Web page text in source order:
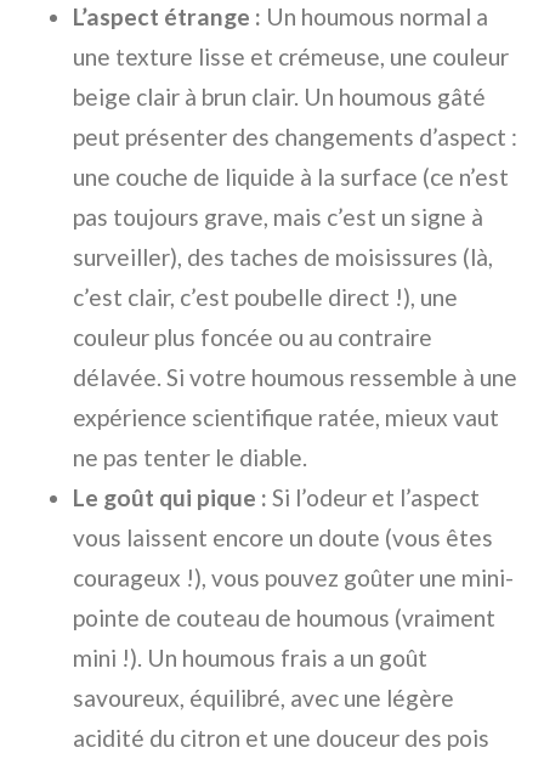
L’aspect étrange : Un houmous normal a
une texture lisse et crémeuse, une couleur
beige clair à brun clair. Un houmous gâté
peut présenter des changements d’aspect :
une couche de liquide à la surface (ce n’est
pas toujours grave, mais c’est un signe à
surveiller), des taches de moisissures (là,
c’est clair, c’est poubelle direct !), une
couleur plus foncée ou au contraire
délavée. Si votre houmous ressemble à une
expérience scientifique ratée, mieux vaut
ne pas tenter le diable.
Le goût qui pique : Si l’odeur et l’aspect
vous laissent encore un doute (vous êtes
courageux !), vous pouvez goûter une mini-
pointe de couteau de houmous (vraiment
mini !). Un houmous frais a un goût
savoureux, équilibré, avec une légère
acidité du citron et une douceur des pois